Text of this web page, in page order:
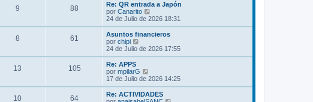
s
j
e
o
m
e
s
j
e
ú
l
t
o
m
e
a
j
e
9 88
Re: QR entrada a Japón
por Canarito
e
r
ú
t
m
e
s
24 de Julio de 2026 18:31
8 61
Asuntos financieros
por chipi
e
r
l
t
m
o
24 de Julio de 2026 17:55
13 105
Re: APPS
por mpilarG
e
r
ú
l
17 de Julio de 2026 14:25
10 64
Re: ACTIVIDADES